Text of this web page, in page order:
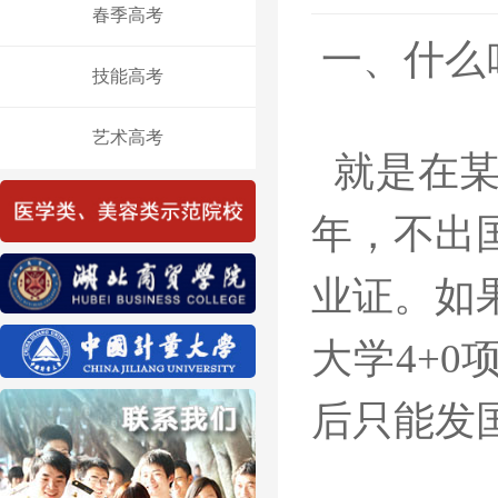
春季高考
技能高考
艺术高考
一、什么
就是在
年，不出
业证。如
大学4+0
后只能发